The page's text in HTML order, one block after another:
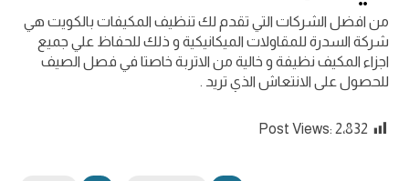
من افضل الشركات التي تقدم لك تنظيف المكيفات بالكويت هي
شركة السدرة للمقاولات الميكانيكية و ذلك للحفاظ علي جميع
اجزاء المكيف نظيفة و خالية من الاتربة خاصتا في فصل الصيف
للحصول على الانتعاش الذي تريد .
Post Views: 2٬832